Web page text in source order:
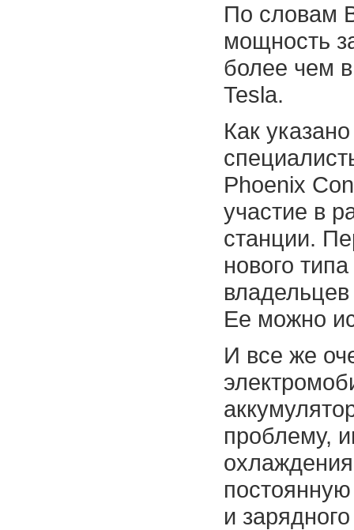
По словам
мощность
более чем
Tesla.
Как
Phoenix
участие в
станции.
нового
Ее можно
И все же
проблему,
и